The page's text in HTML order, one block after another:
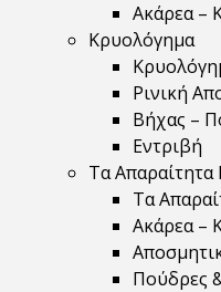
Ακάρεα –
Κρυολόγημα
Ρινική
Βήχας –
Εντριβή
Τα Απαραίτητα
Τα
Ακάρεα –
Πούδρες